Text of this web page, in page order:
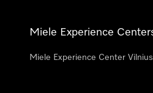
Miele Experience
Miele Experience Center Vilnius